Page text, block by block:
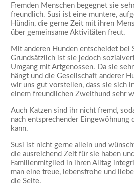
Fremden Menschen begegnet sie
freundlich. Susi ist eine muntere,
Hündin, die gerne Zeit mit ihren
über gemeinsame Aktivitäten freut.
Mit anderen Hunden entscheidet bei
Grundsätzlich ist sie jedoch
Umgang mit Artgenossen. Da sie
hängt und die Gesellschaft anderer
wir uns gut vorstellen, dass sie sich
einem freundlichen Zweithund sehr
Auch Katzen sind ihr nicht fremd,
nach entsprechender Eingewöhnung
kann.
Susi ist nicht gerne allein und
die ausreichend Zeit für sie haben
Familienmitglied in ihren Alltag
man eine treue, lebensfrohe und
die Seite.